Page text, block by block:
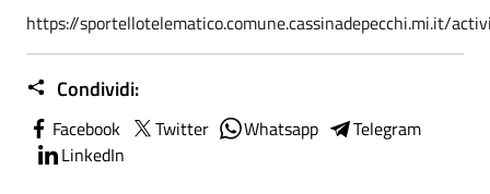
https://sportellotelematico.comune.cassinadepecchi.mi.it/
Condividi:
Facebook Twitter Whatsapp
Telegram
LinkedIn